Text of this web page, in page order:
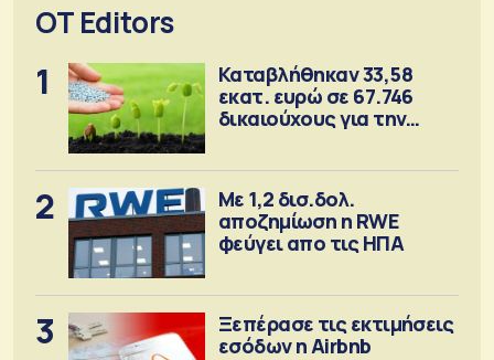
OT Editors
1
Καταβλήθηκαν 33,58
εκατ. ευρώ σε 67.746
δικαιούχους για την
2
Με 1,2 δισ.δολ.
αποζημίωση η RWE
φεύγει απο τις ΗΠΑ
3
Ξεπέρασε τις εκτιμήσεις
εσόδων η Airbnb